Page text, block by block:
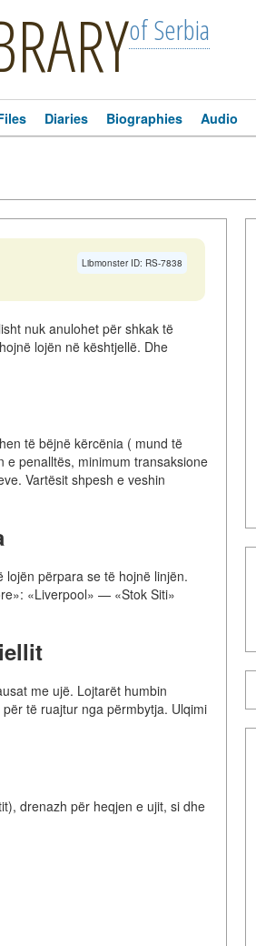
of Serbia
Diaries Biographies Audio
Libmonster ID: RS-7838
nuk anulohet për shkak të
lojën në kështjellë. Dhe
të bëjnë kërcënia ( mund të
penalltës, minimum transaksione
Vartësit shpesh e veshin
përpara se të hojnë linjën.
«Liverpool» — «Stok Siti»
me ujë. Lojtarët humbin
të ruajtur nga përmbytja. Ulqimi
drenazh për heqjen e ujit, si dhe